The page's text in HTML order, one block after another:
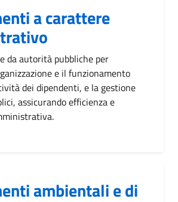
a carattere
da autorità pubbliche per
e il funzionamento
dei dipendenti, e la gestione
assicurando efficienza e
ambientali e di